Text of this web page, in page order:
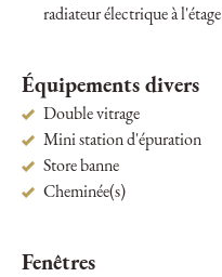
radiateur électrique à l'étage
Équipements divers
Double vitrage
Mini station d'épuration
Store banne
Cheminée(s)
Fenêtres